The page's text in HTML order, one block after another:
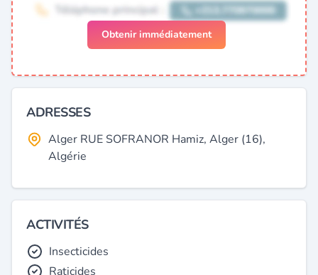
Obtenir immédiatement
ADRESSES
Alger RUE SOFRANOR Hamiz, Alger (16),
Algérie
ACTIVITÉS
Insecticides
Raticides